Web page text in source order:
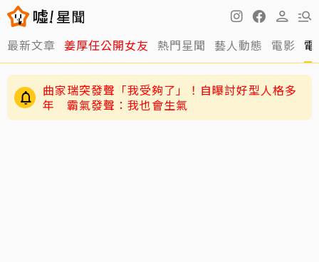
最新文章 姜厚任公開女友 熱門星聞 藝人動態 電影
曲家瑞突發聲「我受夠了」！自曝討好型人格多
年 霸氣發聲：我也會生氣